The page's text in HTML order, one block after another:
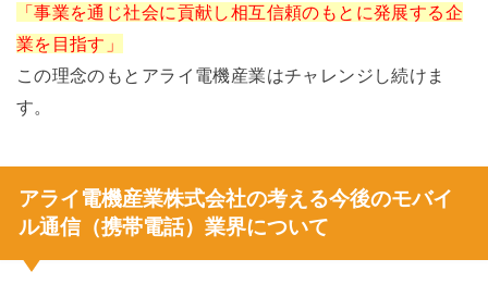
「事業を通じ社会に貢献し相互信頼のもとに発展する企
業を目指す」
この理念のもとアライ電機産業はチャレンジし続けま
す。
アライ電機産業株式会社の考える今後のモバイ
ル通信（携帯電話）業界について